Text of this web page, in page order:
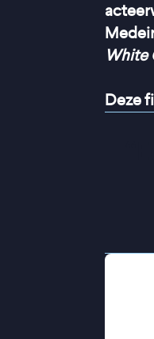
White
Deze